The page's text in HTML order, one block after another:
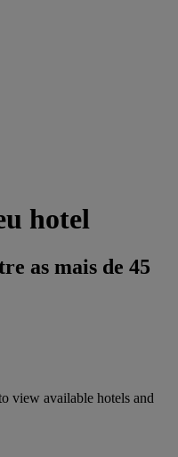
hotel
as mais de 45
view available hotels and